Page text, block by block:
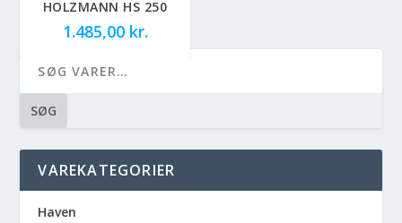
HOLZMANN HS 250
1.485,00 kr.
SØG
VAREKATEGORIER
Haven